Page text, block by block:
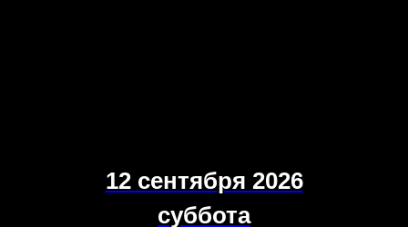
12 сентября 2026
суббота